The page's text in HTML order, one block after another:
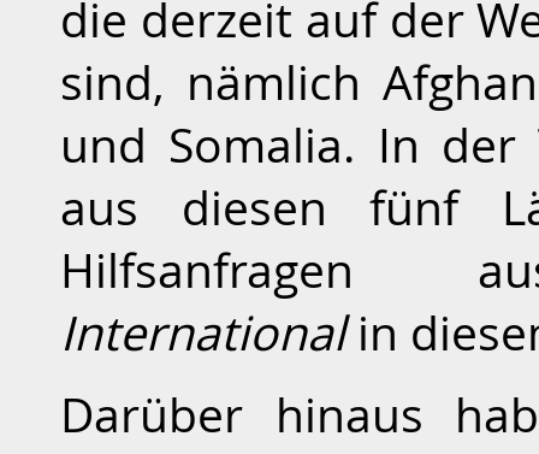
die derzeit auf der
sind, nämlich
und Somalia. In der
aus diesen fünf
Internationalin
Darüber hinaus